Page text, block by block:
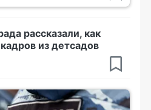
рассказали, как
из детсадов